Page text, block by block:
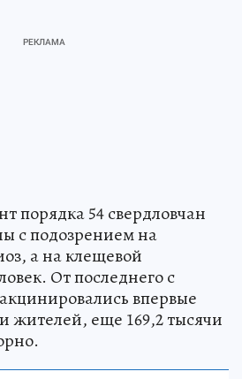
порядка 54 свердловчан
с подозрением на
а на клещевой
От последнего с
впервые
жителей, еще 169,2 тысячи